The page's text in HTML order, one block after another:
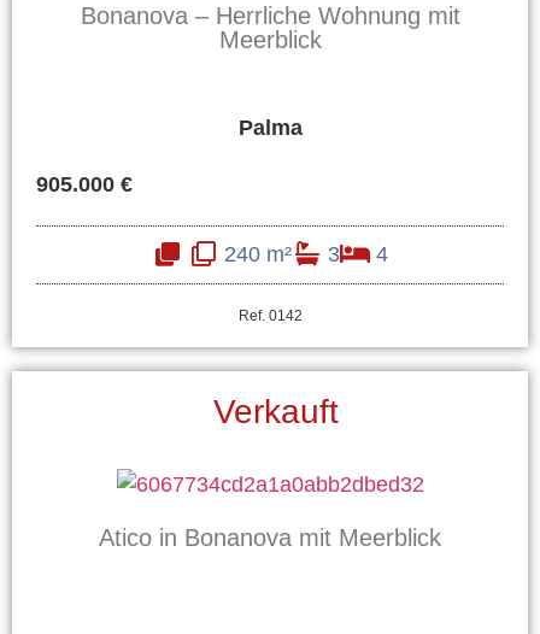
Bonanova – Herrliche Wohnung mit
Meerblick
Palma
905.000 €
240 m² 3 4
Ref. 0142
Verkauft
Atico in Bonanova mit Meerblick